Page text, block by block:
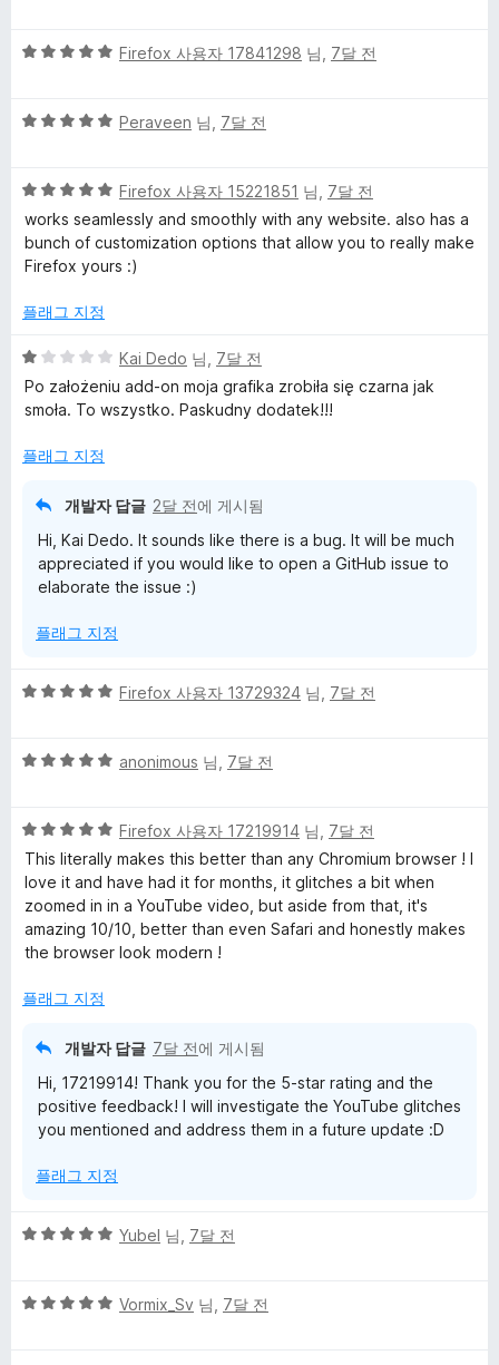
에
대
한
리
뷰
점
점
점
5
점
점
Firefox 사용자 17841298 님, 7달 전
5
점
에
5
점
Peraveen 님, 7달 전
5
점
만
점
5
Firefox 사용자 15221851 님, 7달 전
works seamlessly and smoothly with any website. also has a
bunch of customization options that allow you to really make
Firefox yours :)
플래그 지정
5
점
만
에
Kai Dedo 님, 7달 전
Po założeniu add-on moja grafika zrobiła się czarna jak
smoła. To wszystko. Paskudny dodatek!!!
플래그 지정
개발자 답글 2달 전에 게시됨
Hi, Kai Dedo. It sounds like there is a bug. It will be much
appreciated if you would like to open a GitHub issue to
elaborate the issue :)
플래그 지정
5
점
점
Firefox 사용자 13729324 님, 7달 전
5
점
에
5
점
anonimous 님, 7달 전
5
점
만
점
에
5
Firefox 사용자 17219914 님, 7달 전
This literally makes this better than any Chromium browser ! I
love it and have had it for months, it glitches a bit when
zoomed in in a YouTube video, but aside from that, it's
amazing 10/10, better than even Safari and honestly makes
the browser look modern !
플래그 지정
개발자 답글 7달 전에 게시됨
Hi, 17219914! Thank you for the 5-star rating and the
positive feedback! I will investigate the YouTube glitches
you mentioned and address them in a future update :D
플래그 지정
5
점
Yubel 님, 7달 전
5
Vormix_Sv 님, 7달 전